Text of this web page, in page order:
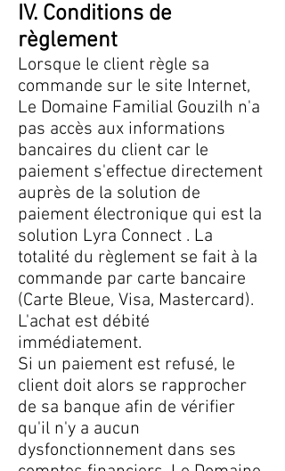
IV. Conditions de
règlement
Lorsque le client règle sa
commande sur le site Internet,
Le Domaine Familial Gouzilh n'a
pas accès aux informations
bancaires du client car le
paiement s'effectue directement
auprès de la solution de
paiement électronique qui est la
solution Lyra Connect . La
totalité du règlement se fait à la
commande par carte bancaire
(Carte Bleue, Visa, Mastercard).
L'achat est débité
immédiatement.
Si un paiement est refusé, le
client doit alors se rapprocher
de sa banque afin de vérifier
qu'il n'y a aucun
dysfonctionnement dans ses